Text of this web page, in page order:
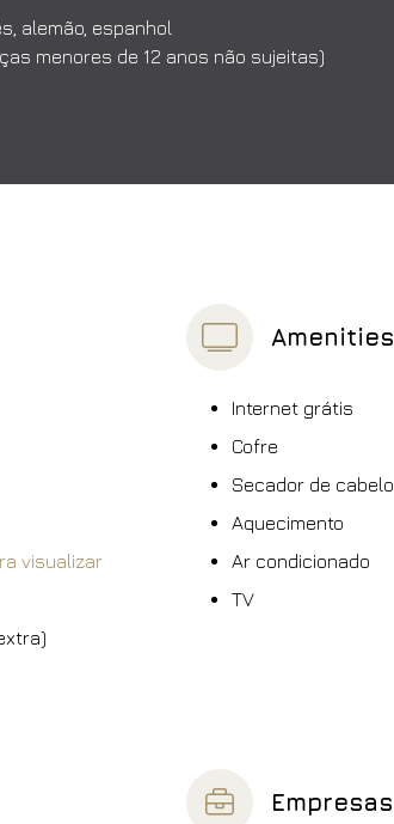
alemão, espanhol
menores de 12 anos não sujeitas)
visualizar
Amenities
Internet grátis
Cofre
Secador de cabelo
Aquecimento
Ar condicionado
TV
Empresas